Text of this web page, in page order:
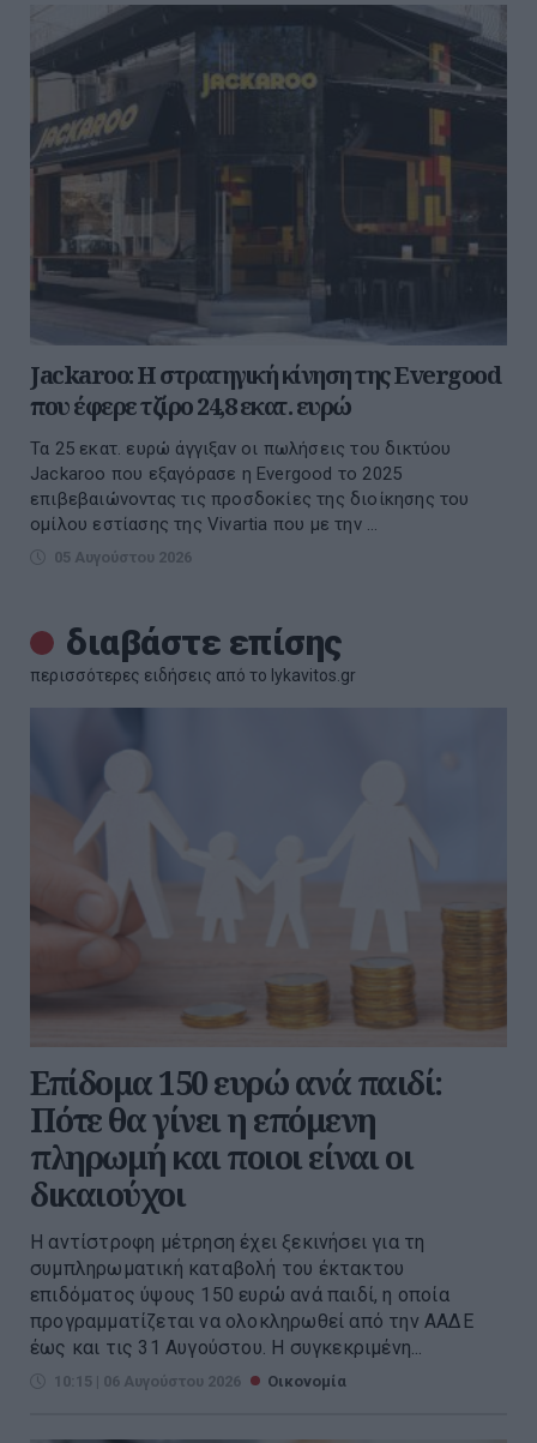
Jackaroo: Η στρατηγική κίνηση της Evergood
που έφερε τζίρο 24,8 εκατ. ευρώ
Τα 25 εκατ. ευρώ άγγιξαν οι πωλήσεις του δικτύου
Jackaroo που εξαγόρασε η Evergood το 2025
επιβεβαιώνοντας τις προσδοκίες της διοίκησης του
ομίλου εστίασης της Vivartia που με την ...
05 Αυγούστου 2026
διαβάστε επίσης
περισσότερες ειδήσεις από το lykavitos.gr
Επίδομα 150 ευρώ ανά παιδί:
Πότε θα γίνει η επόμενη
πληρωμή και ποιοι είναι οι
δικαιούχοι
Η αντίστροφη μέτρηση έχει ξεκινήσει για τη
συμπληρωματική καταβολή του έκτακτου
επιδόματος ύψους 150 ευρώ ανά παιδί, η οποία
προγραμματίζεται να ολοκληρωθεί από την ΑΑΔΕ
έως και τις 31 Αυγούστου. Η συγκεκριμένη...
10:15 | 06 Αυγούστου 2026 Οικονομία